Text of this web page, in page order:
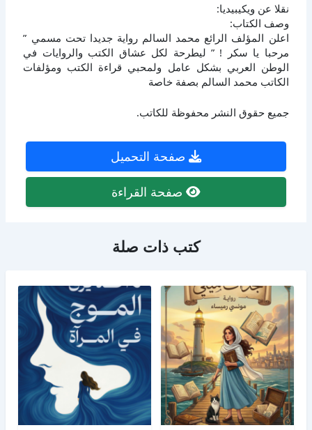
نقلا عن ويكيبيديا:
وصف الكتاب:
اعلن المؤلف الرائع محمد السالم رواية جديدا تحت مسمي ”
مرحبا يا سكر ! ” ليطرحة لكل عشاق الكتب والروايات في
الوطن العربي بشكل عامل ولمحبي قراءة الكتب ومؤلفات
الكاتب محمد السالم بصفة خاصة
جميع حقوق النشر محفوظة للكاتب.
صفحة التحميل
صفحة القراءة
كتب ذات صلة